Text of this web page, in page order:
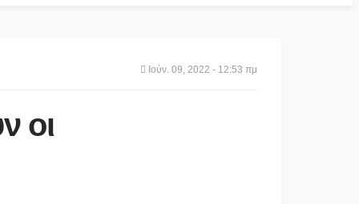
Ιούν. 09, 2022 - 12:53 πμ
οι